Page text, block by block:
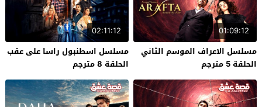
01:09:12
مسلسل الاعراف الموسم الثاني
الحلقة 5 مترجم
02:11:12
مسلسل اسطنبول راسا على عقب
الحلقة 8 مترجم